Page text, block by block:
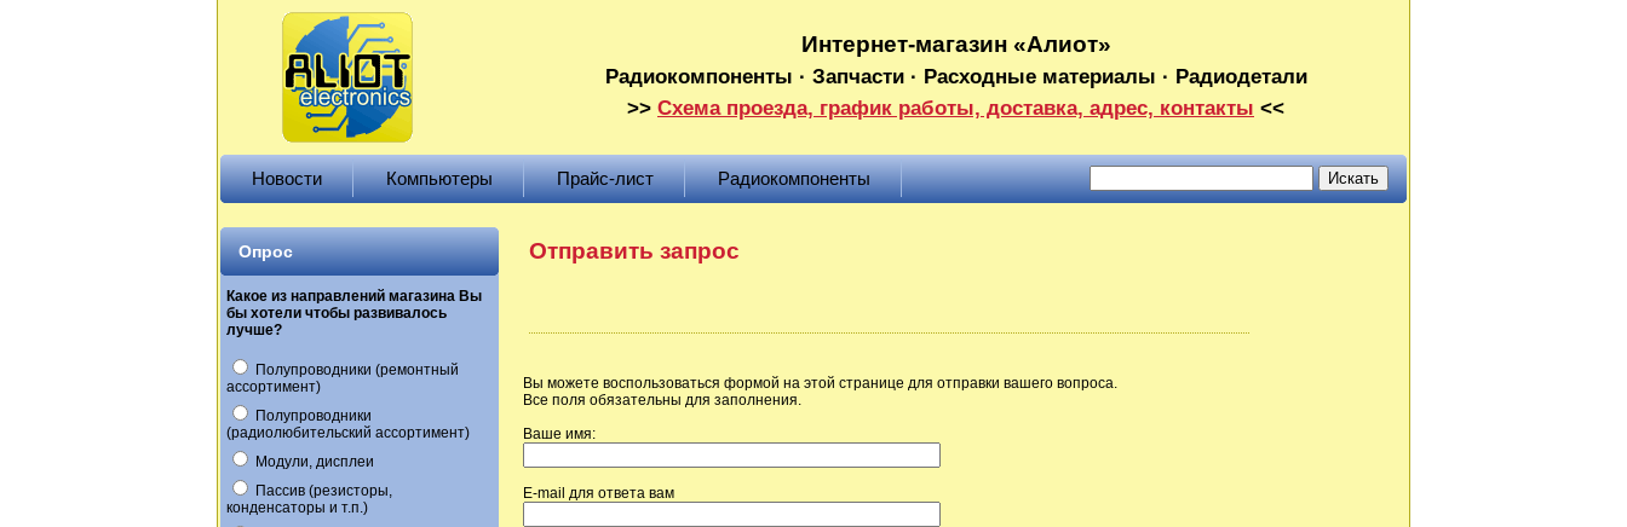
Интернет-магазин «Алиот»
Радиокомпоненты · Запчасти · Расходные материалы · Радиодетали
>> Схема проезда, график работы, доставка, адрес, контакты <<
Новости Компьютеры Прайс-лист Радиокомпоненты
Опрос
Какое из направлений магазина Вы
бы хотели чтобы развивалось
лучше?
Полупроводники (ремонтный
ассортимент)
Полупроводники
(радиолюбительский ассортимент)
Модули, дисплеи
Пассив (резисторы,
конденсаторы и т.п.)
Отправить запрос
Вы можете воспользоваться формой на этой странице для отправки вашего вопроса.
Все поля обязательны для заполнения.
Ваше имя:
E-mail для ответа вам